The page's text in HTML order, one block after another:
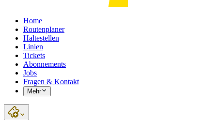
Home
Routenplaner
Haltestellen
Linien
Tickets
Abonnements
Jobs
Fragen & Kontakt
Mehr